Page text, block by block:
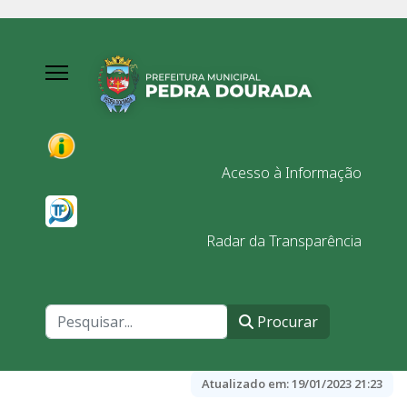
Acesso à Informação
Radar da Transparência
Procurar
Atualizado em:19/01/2023 21:23